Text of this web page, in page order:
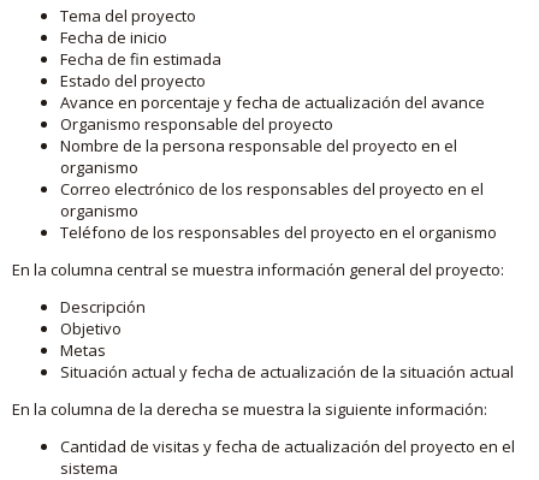
Tema del proyecto
Fecha de inicio
Fecha de fin estimada
Estado del proyecto
Avance en porcentaje y fecha de actualización del avance
Organismo responsable del proyecto
Nombre de la persona responsable del proyecto en el
organismo
Correo electrónico de los responsables del proyecto en el
organismo
Teléfono de los responsables del proyecto en el organismo
En la columna central se muestra información general del proyecto:
Descripción
Objetivo
Metas
Situación actual y fecha de actualización de la situación actual
En la columna de la derecha se muestra la siguiente información:
Cantidad de visitas y fecha de actualización del proyecto en el
sistema